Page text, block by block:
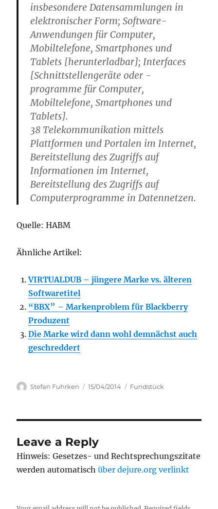
insbesondere Datensammlungen in
elektronischer Form; Software-
Anwendungen für Computer,
Mobiltelefone, Smartphones und
Tablets [herunterladbar]; Interfaces
[Schnittstellengeräte oder -
programme für Computer,
Mobiltelefone, Smartphones und
Tablets].
38 Telekommunikation mittels
Plattformen und Portalen im Internet,
Bereitstellung des Zugriffs auf
Informationen im Internet,
Bereitstellung des Zugriffs auf
Computerprogramme in Datennetzen.
Quelle: HABM
Ähnliche Artikel:
VIRTUALDUB – jüngere Marke vs. älteren
Softwaretitel
“BBX” – Markenproblem für Blackberry
Produzent
Die Marke wird dann wohl demnächst auch
geschreddert
Author
Stefan Fuhrken
Posted
15/04/2014 Categories
Fundstück
Leave a Reply
Hinweis: Gesetzes- und Rechtsprechungszitate
werden automatischüber dejure.org verlinkt